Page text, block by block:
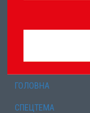
ГОЛОВНА
СПЕЦТЕМА